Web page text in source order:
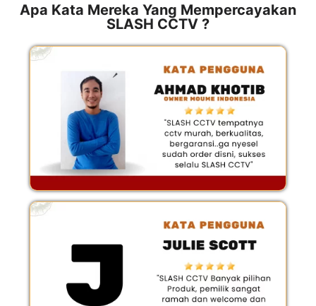
Apa Kata Mereka Yang Mempercayakan
SLASH CCTV ?